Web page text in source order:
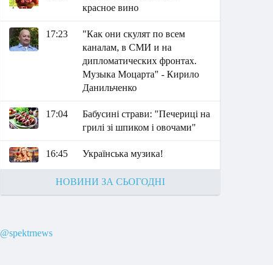
красное вино
17:23
"Как они скулят по всем
каналам, в СМИ и на
дипломатических фронтах.
Музыка Моцарта" - Кирило
Данильченко
17:04
Бабусині страви: "Печериці на
грилі зі шпиком і овочами"
16:45 Українська музика!
НОВИНИ ЗА СЬОГОДНІ
@spektrnews